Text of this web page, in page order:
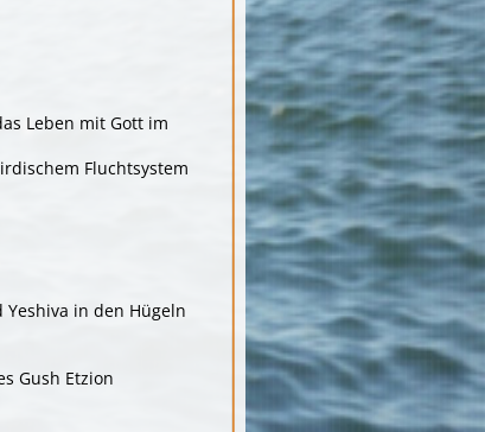
Leben mit Gott im
Fluchtsystem
in den Hügeln
Gush Etzion